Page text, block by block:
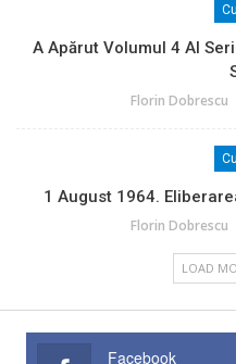
A Apărut Volumul 4 Al
Florin Dobrescu
1 August 1964.
Florin Dobrescu
LOAD
Facebook